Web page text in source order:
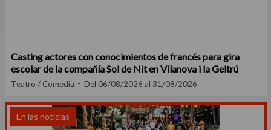
Casting actores con conocimientos de francés para gira
escolar de la compañía Sol de Nit en Vilanova i la Geltrú
Teatro / Comedia Del 06/08/2026 al 31/08/2026
En las noticias